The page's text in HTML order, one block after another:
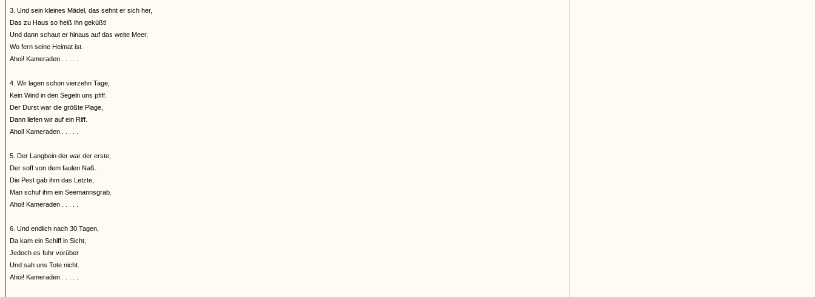
3. Und sein kleines Mädel, das sehnt er sich her,
Das zu Haus so heiß ihn geküßt!
Und dann schaut er hinaus auf das weite Meer,
Wo fern seine Heimat ist.
Ahoi! Kameraden . . . . .
4. Wir lagen schon vierzehn Tage,
Kein Wind in den Segeln uns pfiff.
Der Durst war die größte Plage,
Dann liefen wir auf ein Riff.
Ahoi! Kameraden . . . . .
5. Der Langbein der war der erste,
Der soff von dem faulen Naß.
Die Pest gab ihm das Letzte,
Man schuf ihm ein Seemannsgrab.
Ahoi! Kameraden . . . . .
6. Und endlich nach 30 Tagen,
Da kam ein Schiff in Sicht,
Jedoch es fuhr vorüber
Und sah uns Tote nicht.
Ahoi! Kameraden . . . . .